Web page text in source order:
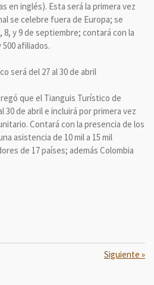
en inglés). Esta será la primera vez
se celebre fuera de Europa; se
8, y 9 de septiembre; contará con la
afiliados.
será del 27 al 30 de abril
que el Tianguis Turístico de
30 de abril e incluirá por primera vez
Contará con la presencia de los
asistencia de 10 mil a 15 mil
de 17 países; además Colombia
Siguiente »